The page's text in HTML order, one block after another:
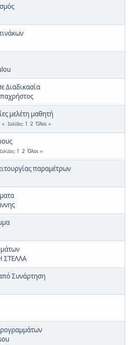
Διαδικασία
μελέτη μαθητή
Σελίδες 1 2 Όλοι
Σελίδες 1 2 Όλοι
παραμέτρων
ΣΤΕΛΛΑ
Συνάρτηση